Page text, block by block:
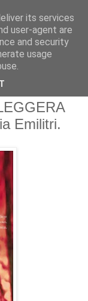
Emilitri.
its services
user-agent are
and security
usage